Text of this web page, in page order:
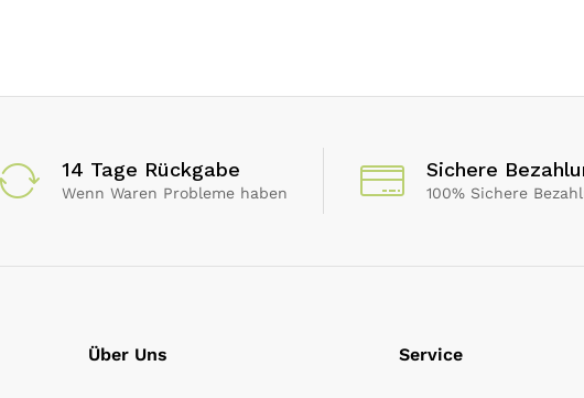
14 Tage Rückgabe
Wenn Waren Probleme haben
Sichere
100% Sichere
Über Uns Service